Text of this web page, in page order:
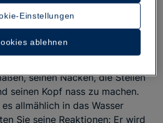
im Meer schwimmen.
Strandurlaub mit Ihrem Baby
seinen Nacken, die Stellen
seinen Kopf nass zu machen.
allmählich in das Wasser
Sie seine Reaktionen: Er wird
Einstellungen
ablehnen